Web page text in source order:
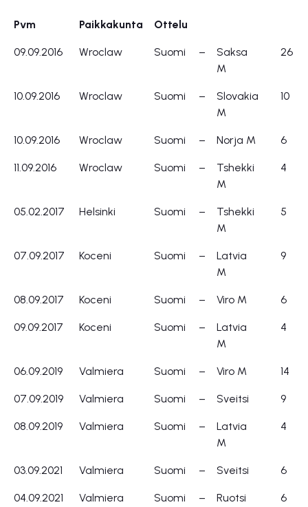
Pvm Paikkakunta
Ottelu
Pvm
Paikkakunta Ottelu
09.09.2016 Wroclaw Suomi –
Saksa
M
26
10.09.2016 Wroclaw Suomi –
Slovakia
M
10
10.09.2016 Wroclaw Suomi – Norja M 6
11.09.2016 Wroclaw Suomi –
Tshekki
M
4
05.02.2017 Helsinki Suomi –
Tshekki
M
5
07.09.2017 Koceni Suomi –
Latvia
M
9
08.09.2017 Koceni Suomi – Viro M 6
09.09.2017 Koceni Suomi –
Latvia
M
4
06.09.2019 Valmiera Suomi – Viro M 14
07.09.2019 Valmiera Suomi – Sveitsi 9
08.09.2019 Valmiera Suomi –
Latvia
M
4
03.09.2021 Valmiera Suomi – Sveitsi 6
04.09.2021 Valmiera Suomi – Ruotsi 6